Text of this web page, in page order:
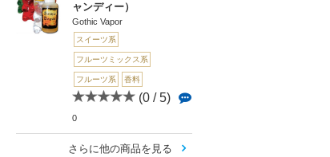
ャンディー）
Gothic Vapor
スイーツ系
フルーツミックス系
フルーツ系 香料
(0 / 5)
0
さらに他の商品を見る